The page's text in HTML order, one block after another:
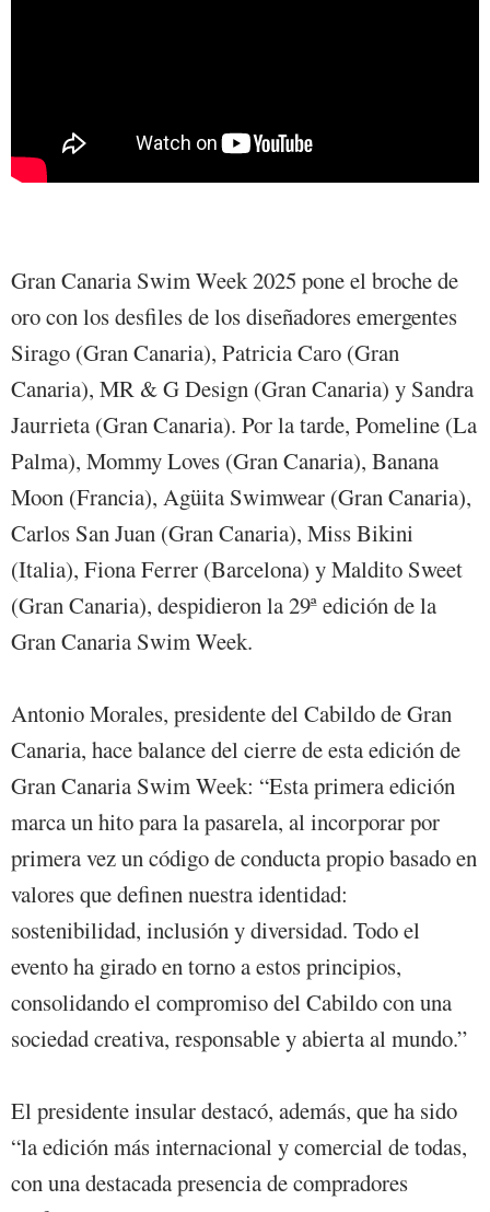
Gran Canaria Swim Week 2025 pone el broche de
oro con los desfiles de los diseñadores emergentes
Sirago (Gran Canaria), Patricia Caro (Gran
Canaria), MR & G Design (Gran Canaria) y Sandra
Jaurrieta (Gran Canaria). Por la tarde, Pomeline (La
Palma), Mommy Loves (Gran Canaria), Banana
Moon (Francia), Agüita Swimwear (Gran Canaria),
Carlos San Juan (Gran Canaria), Miss Bikini
(Italia), Fiona Ferrer (Barcelona) y Maldito Sweet
(Gran Canaria), despidieron la 29ª edición de la
Gran Canaria Swim Week.
Antonio Morales, presidente del Cabildo de Gran
Canaria, hace balance del cierre de esta edición de
Gran Canaria Swim Week: “Esta primera edición
marca un hito para la pasarela, al incorporar por
primera vez un código de conducta propio basado en
valores que definen nuestra identidad:
sostenibilidad, inclusión y diversidad. Todo el
evento ha girado en torno a estos principios,
consolidando el compromiso del Cabildo con una
sociedad creativa, responsable y abierta al mundo.”
El presidente insular destacó, además, que ha sido
“la edición más internacional y comercial de todas,
con una destacada presencia de compradores